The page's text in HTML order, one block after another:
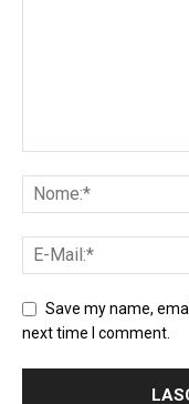
Save my name,
next time I comment.